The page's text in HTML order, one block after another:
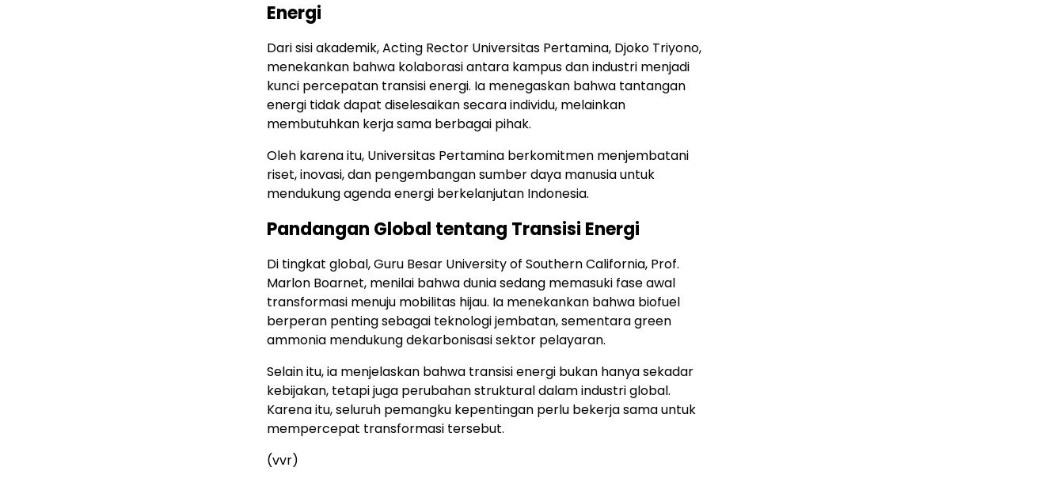
Energi
Dari sisi akademik, Acting Rector Universitas Pertamina, Djoko Triyono,
menekankan bahwa kolaborasi antara kampus dan industri menjadi
kunci percepatan transisi energi. Ia menegaskan bahwa tantangan
energi tidak dapat diselesaikan secara individu, melainkan
membutuhkan kerja sama berbagai pihak.
Oleh karena itu, Universitas Pertamina berkomitmen menjembatani
riset, inovasi, dan pengembangan sumber daya manusia untuk
mendukung agenda energi berkelanjutan Indonesia.
Pandangan Global tentang Transisi Energi
Di tingkat global, Guru Besar University of Southern California, Prof.
Marlon Boarnet, menilai bahwa dunia sedang memasuki fase awal
transformasi menuju mobilitas hijau. Ia menekankan bahwa biofuel
berperan penting sebagai teknologi jembatan, sementara green
ammonia mendukung dekarbonisasi sektor pelayaran.
Selain itu, ia menjelaskan bahwa transisi energi bukan hanya sekadar
kebijakan, tetapi juga perubahan struktural dalam industri global.
Karena itu, seluruh pemangku kepentingan perlu bekerja sama untuk
mempercepat transformasi tersebut.
(vvr)